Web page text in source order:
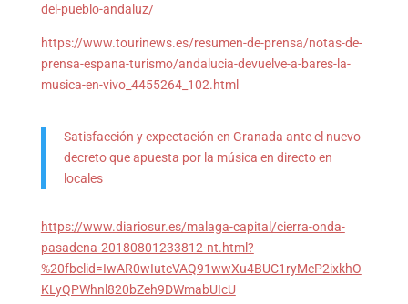
del-pueblo-andaluz/
https://www.tourinews.es/resumen-de-prensa/notas-de-
prensa-espana-turismo/andalucia-devuelve-a-bares-la-
musica-en-vivo_4455264_102.html
Satisfacción y expectación en Granada ante el nuevo
decreto que apuesta por la música en directo en
locales
https://www.diariosur.es/malaga-capital/cierra-onda-
pasadena-20180801233812-nt.html?
%20fbclid=IwAR0wIutcVAQ91wwXu4BUC1ryMeP2ixkhO
KLyQPWhnl820bZeh9DWmabUIcU